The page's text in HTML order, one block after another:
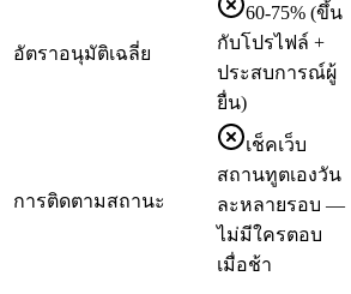
อัตราอนุมัติเฉลี่ย
60-75% (ขึ้น
กับโปรไฟล์ +
ประสบการณ์ผู้
ยื่น)
การติดตามสถานะ
เช็คเว็บ
สถานทูตเองวัน
ละหลายรอบ —
ไม่มีใครตอบ
เมื่อช้า